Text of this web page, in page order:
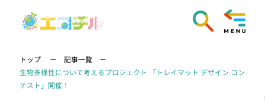
トップ
記事一覧
生物多様性について考えるプロジェクト 「トレイマット デザイン コン
テスト」開催！